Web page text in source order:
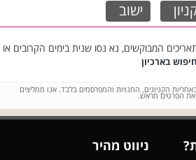
ישוב
המבוקשים, נא נסו שנית בימים הקרובים או
בארכיון
הקניונים, החנויות והמפרסמים בלבד. אנו ממליצים
את הפרטים מראש.
ניווט מהיר